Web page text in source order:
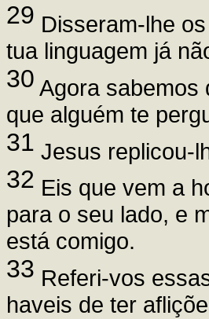
29 Disseram-lhe
tua linguagem já
30 Agora sabemos
que alguém te
31 Jesus replicou-
32 Eis que vem a
para o seu lado, e
está comigo.
33 Referi-vos
haveis de ter